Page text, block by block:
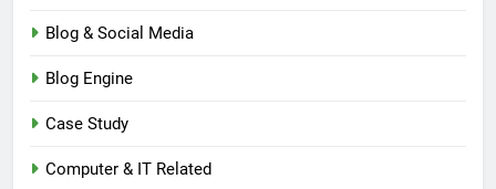
Blog & Social Media
Blog Engine
Case Study
Computer & IT Related